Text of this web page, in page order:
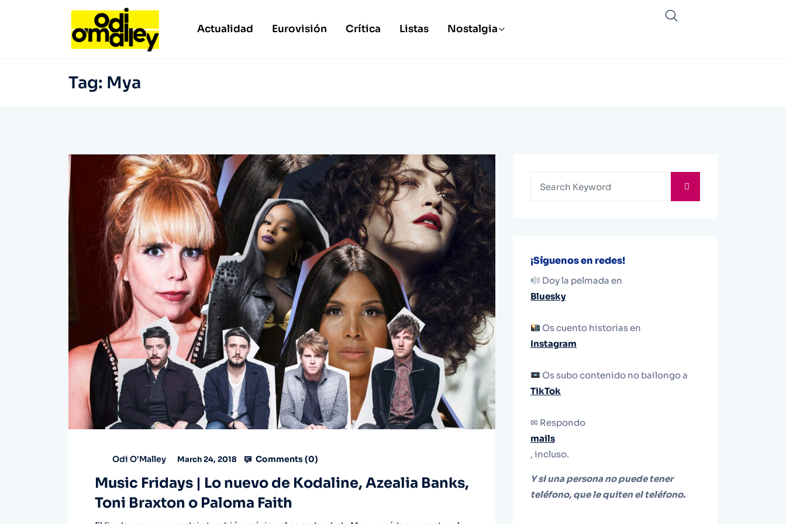
Actualidad Eurovisión Crítica Listas Nostalgia
Tag: Mya
Odi O'Malley March 24, 2018 Comments (0)
Music Fridays | Lo nuevo de Kodaline, Azealia Banks,
Toni Braxton o Paloma Faith
¡Síguenos en redes!
Doy la pelmada en
Bluesky
Os cuento historias en
Instagram
Os subo contenido no bailongo a
TikTok
✉ Respondo
mails
, incluso.
Y si una persona no puede tener
teléfono, que le quiten el teléfono.